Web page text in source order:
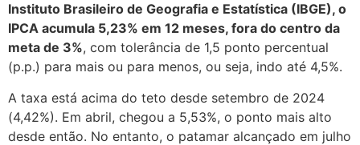
Instituto Brasileiro de Geografia e Estatística (IBGE), o
IPCA acumula 5,23% em 12 meses, fora do centro da
meta de 3%, com tolerância de 1,5 ponto percentual
(p.p.) para mais ou para menos, ou seja, indo até 4,5%.
A taxa está acima do teto desde setembro de 2024
(4,42%). Em abril, chegou a 5,53%, o ponto mais alto
desde então. No entanto, o patamar alcançado em julho